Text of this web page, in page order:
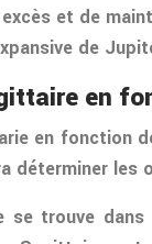
et de
de
en
en fonction
déterminer
trouve